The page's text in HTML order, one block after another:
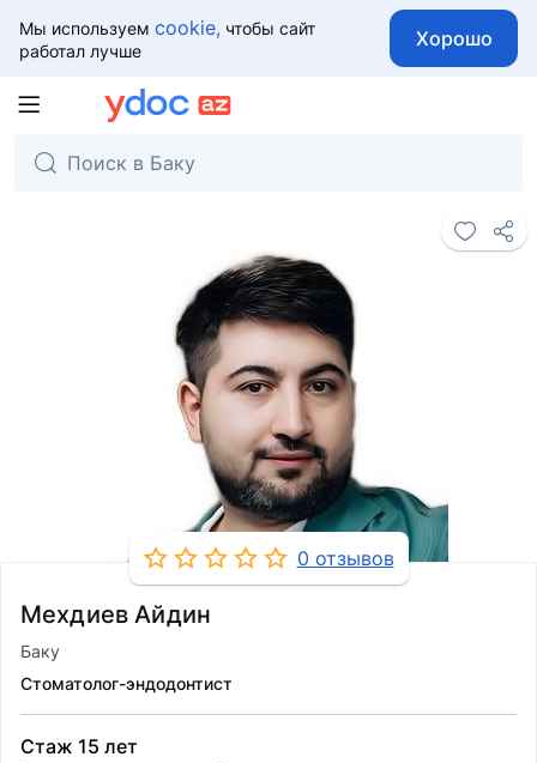
Мы используем cookie, чтобы сайт
работал лучше
Хорошо
0 отзывов
Мехдиев Айдин
Баку
Стоматолог-эндодонтист
Стаж 15 лет